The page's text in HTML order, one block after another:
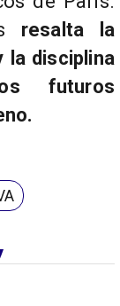
resalta la
la disciplina
futuros